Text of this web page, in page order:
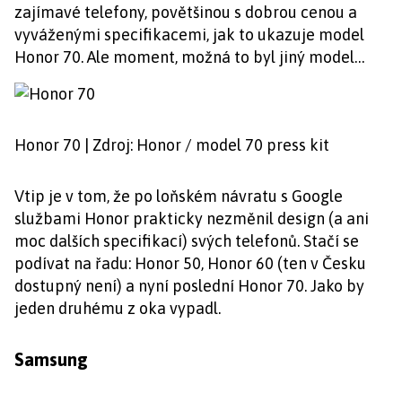
zajímavé telefony, povětšinou s dobrou cenou a
vyváženými specifikacemi, jak to ukazuje model
Honor 70. Ale moment, možná to byl jiný model…
Honor 70 | Zdroj: Honor / model 70 press kit
Vtip je v tom, že po loňském návratu s Google
službami Honor prakticky nezměnil design (a ani
moc dalších specifikací) svých telefonů. Stačí se
podívat na řadu: Honor 50, Honor 60 (ten v Česku
dostupný není) a nyní poslední Honor 70. Jako by
jeden druhému z oka vypadl.
Samsung